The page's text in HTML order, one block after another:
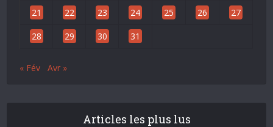
21 22 23 24 25 26 27
28 29 30 31
« Fév Avr »
Articles les plus lus